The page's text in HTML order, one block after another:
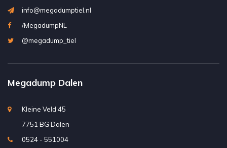
info@megadumptiel.nl
/MegadumpNL
@megadump_tiel
Megadump Dalen
Kleine Veld 45
7751 BG Dalen
0524 - 551004